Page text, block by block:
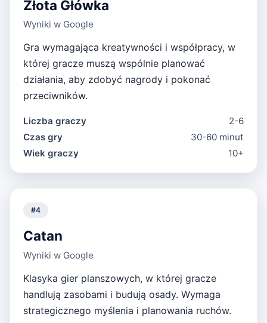
Złota Główka
Wyniki w Google
Gra wymagająca kreatywności i współpracy, w
której gracze muszą wspólnie planować
działania, aby zdobyć nagrody i pokonać
przeciwników.
Liczba graczy
2-6
Czas gry
30-60 minut
Wiek graczy
10+
#4
Catan
Wyniki w Google
Klasyka gier planszowych, w której gracze
handlują zasobami i budują osady. Wymaga
strategicznego myślenia i planowania ruchów.